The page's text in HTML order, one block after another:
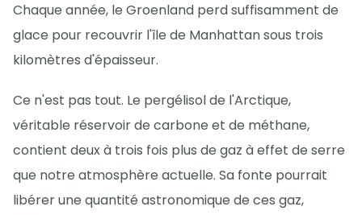
Chaque année, le Groenland perd suffisamment de
glace pour recouvrir l'île de Manhattan sous trois
kilomètres d'épaisseur.
Ce n'est pas tout. Le pergélisol de l'Arctique,
véritable réservoir de carbone et de méthane,
contient deux à trois fois plus de gaz à effet de serre
que notre atmosphère actuelle. Sa fonte pourrait
libérer une quantité astronomique de ces gaz,